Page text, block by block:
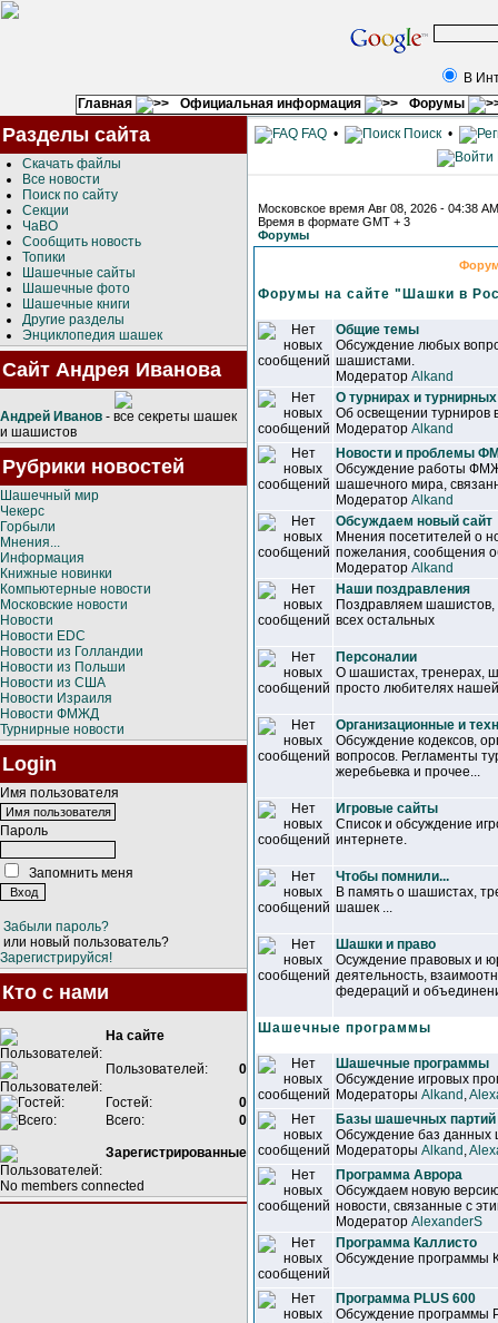
В
Главная
Официальная информация Форумы
Разделы сайта
Скачать файлы
Все новости
Поиск по сайту
Секции
ЧаВО
Сообщить новость
Топики
Шашечные сайты
Шашечные фото
Шашечные книги
Другие разделы
Энциклопедия шашек
Сайт Андрея Иванова
Андрей Иванов - все секреты шашек
и шашистов
Рубрики новостей
Шашечный мир
Чекерс
Горбыли
Мнения...
Информация
Книжные новинки
Компьютерные новости
Московские новости
Новости
Новости EDC
Новости из Голландии
Новости из Польши
Новости из США
Новости Израиля
Новости ФМЖД
Турнирные новости
Login
Имя пользователя
Пароль
Запомнить меня
Забыли пароль?
или новый пользователь?
Зарегистрируйся!
Кто с нами
На сайте
Пользователей: 0
Гостей:
0
Всего:
0
Зарегистрированные
No members connected
FAQ • Поиск •
Московское время Авг 08, 2026 - 04:38 AM
Время в формате GMT + 3
Форумы
Форумы на сайте "Шашки в
Общие темы
Обсуждение любых
шашистами.
Модератор Alkand
О турнирах и
Об освещении турниров
Модератор Alkand
Новости и проблемы
Обсуждение работы
шашечного мира,
Модератор Alkand
Обсуждаем новый сайт
Мнения посетителей о
пожелания, сообщения
Модератор Alkand
Наши поздравления
Поздравляем шашистов,
всех остальных
Персоналии
О шашистах, тренерах,
просто любителях
Организационные и
Обсуждение кодексов,
вопросов. Регламенты
жеребьевка и прочее...
Игровые сайты
Список и обсуждение
интернете.
Чтобы помнили...
В память о шашистах,
шашек ...
Шашки и право
Осуждение правовых и
деятельность,
федераций и
Шашечные программы
Шашечные программы
Обсуждение игровых
Модераторы Alkand ,
Базы шашечных партий
Обсуждение баз
Модераторы Alkand ,
Программа Аврора
Обсуждаем новую
новости, связанные с
Модератор AlexanderS
Программа Каллисто
Обсуждение программы
Программа PLUS 600
Обсуждение программы